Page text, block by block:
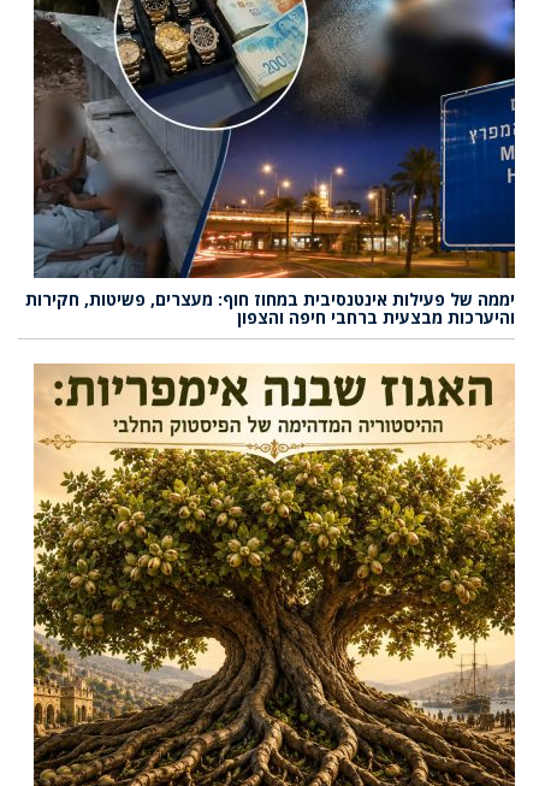
יממה של פעילות אינטנסיבית במחוז חוף: מעצרים, פשיטות, חקירות
והיערכות מבצעית ברחבי חיפה והצפון